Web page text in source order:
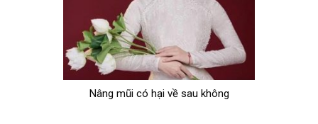
Nâng mũi có hại về sau không